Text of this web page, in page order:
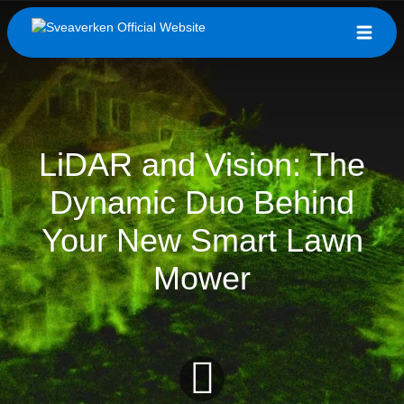
LiDAR and Vision: The
Dynamic Duo Behind
Your New Smart Lawn
Mower